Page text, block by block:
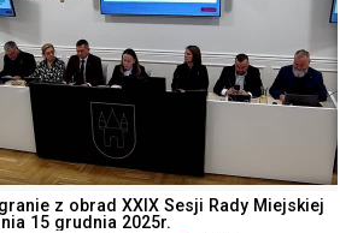
z obrad XXIX Sesji Rady Miejskiej
15 grudnia 2025r.